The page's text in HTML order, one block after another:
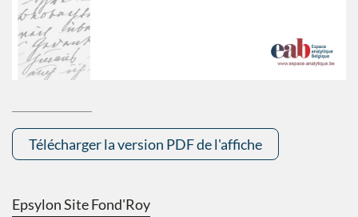
Télécharger la version PDF de l'affiche
Epsylon Site Fond'Roy